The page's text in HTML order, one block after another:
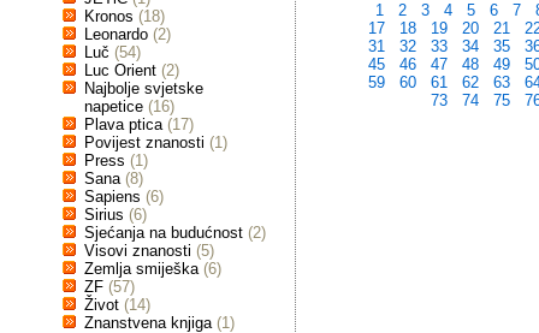
Kronos (18)
Leonardo (2)
Luč (54)
Luc Orient (2)
Najbolje svjetske
napetice (16)
Plava ptica (17)
Povijest znanosti (1)
Press (1)
Sana (8)
Sapiens (6)
Sirius (6)
Sjećanja na budućnost (2)
Visovi znanosti (5)
Zemlja smiješka (6)
ZF (57)
Život (14)
Znanstvena knjiga (1)
1
2 3 4 5 6 7
17
18 19 20 21
31
32 33 34 35
45
46 47 48 49
59
60 61 62 63
73
74 75